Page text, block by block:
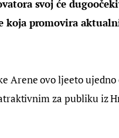
svoj će
promovira
Arene ovo ljeeto
za publiku iz